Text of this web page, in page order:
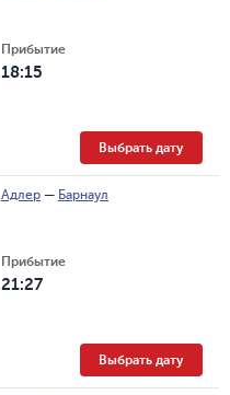
Прибытие
18:15
Выбрать дату
Адлер — Барнаул
Прибытие
21:27
Выбрать дату